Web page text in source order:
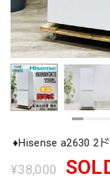
♦️Hisense a2630 2
¥38,000